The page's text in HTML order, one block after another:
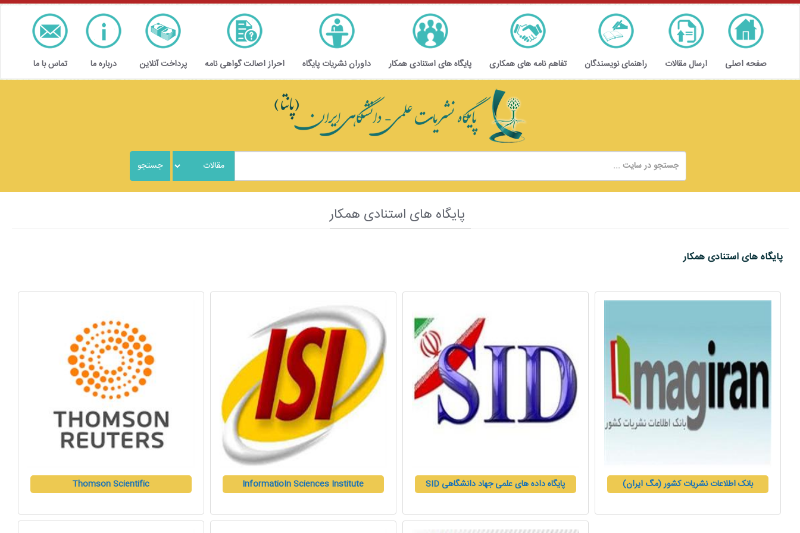
صفحه اصلی ارسال مقالات راهنمای نویسندگان تفاهم نامه های همکاری پایگاه های استنادی همکار داوران نشریات پایگاه احراز اصالت گواهی نامه پرداخت آنلاین درباره ما تماس با ما
پایگاه های استنادی همکار
پایگاه های استنادی همکار
Thomson Scientific InformatioIn Sciences Institute پایگاه داده های علمی جهاد دانشگاهی SID بانک اطلاعات نشریات کشور (مگ ایران)